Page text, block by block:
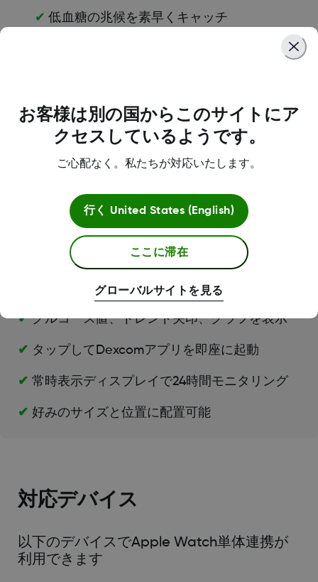
✔ 低血糖の兆候を素早くキャッチ
カスタマイズ可能な文字盤表示
Apple Watchの文字盤にぐるk-す値情報を
コンプリケーションとして追加可能。時刻
を見るのと同じように、グルコース値を一
目で確認できます。
多彩な文字盤デザインに対応
✔グルコース値、トレンド矢印、グラフを表示
✔ タップしてDexcomアプリを即座に起動
✔ 常時表示ディスプレイで24時間モニタリング
✔ 好みのサイズと位置に配置可能
対応デバイス
以下のデバイスでApple Watch単体連携が
利用できます
お客様は別の国からこのサイトにア
クセスしているようです。
ご心配なく。私たちが対応いたします。
行く United States (English)
ここに滞在
グローバルサイトを見る